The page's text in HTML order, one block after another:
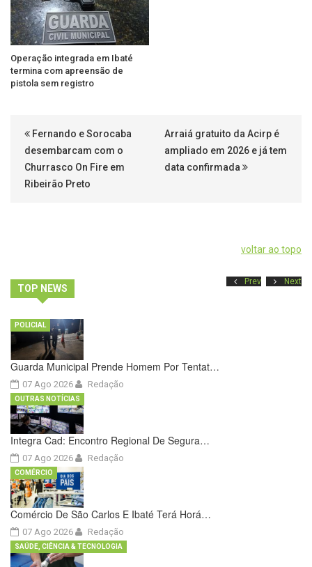
Operação integrada em Ibaté
termina com apreensão de
pistola sem registro
Fernando e Sorocaba
desembarcam com o
Churrasco On Fire em
Ribeirão Preto
Arraiá gratuito da Acirp é
ampliado em 2026 e já tem
data confirmada
voltar ao topo
TOP NEWS
Prev Next
Guarda Municipal Prende Homem Por Tentat…
07 Ago 2026
POLICIAL
Redação
Integra Cad: Encontro Regional De Segura…
07 Ago 2026
OUTRAS NOTÍCIAS
Redação
Comércio De São Carlos E Ibaté Terá Horá…
07 Ago 2026
COMÉRCIO
Redação
SAÚDE, CIÊNCIA & TECNOLOGIA